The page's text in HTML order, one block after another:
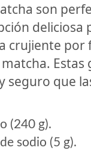
son
deliciosa
crujiente
Estas
seguro que
(240 g).
sodio (5 g).